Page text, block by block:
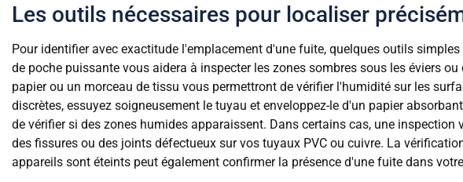
Les outils nécessaires pour localiser
Pour identifier avec exactitude l'emplacement d'une fuite, quelques outils
de poche puissante vous aidera à inspecter les zones sombres sous les éviers ou
papier ou un morceau de tissu vous permettront de vérifier l'humidité sur les
discrètes, essuyez soigneusement le tuyau et enveloppez-le d'un papier
de vérifier si des zones humides apparaissent. Dans certains cas, une inspection
des fissures ou des joints défectueux sur vos tuyaux PVC ou cuivre. La
appareils sont éteints peut également confirmer la présence d'une fuite dans